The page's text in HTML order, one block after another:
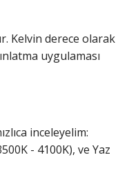
Kelvin derece olarak
uygulaması
inceleyelim:
- 4100K), ve Yaz